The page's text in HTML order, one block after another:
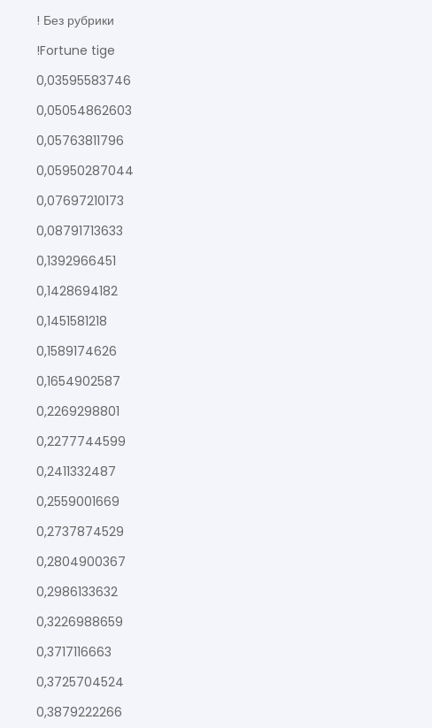
! Без рубрики
!Fortune tige
0,03595583746
0,05054862603
0,05763811796
0,05950287044
0,07697210173
0,08791713633
0,1392966451
0,1428694182
0,1451581218
0,1589174626
0,1654902587
0,2269298801
0,2277744599
0,2411332487
0,2559001669
0,2737874529
0,2804900367
0,2986133632
0,3226988659
0,3717116663
0,3725704524
0,3879222266